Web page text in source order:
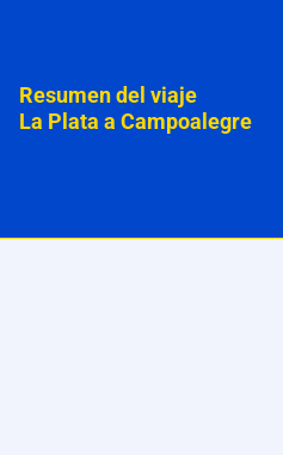
Resumen del viaje
La Plata a Campoalegre